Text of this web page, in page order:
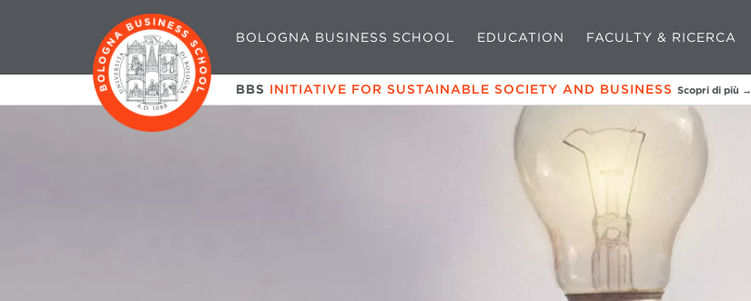
BOLOGNA BUSINESS SCHOOL EDUCATION FACULTY & RICERCA
BBS INITIATIVE FOR SUSTAINABLE SOCIETY AND BUSINESS Scopri di più →